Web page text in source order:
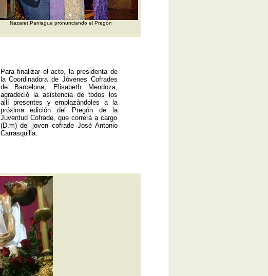
Nazaret Paniagua pronunciando el Pregón
Para finalizar el acto, la presidenta de
la Coordinadora de Jóvenes Cofrades
de Barcelona, Elisabeth Mendoza,
agradeció la asistencia de todos los
allí presentes y emplazándoles a la
próxima edición del Pregón de la
Juventud Cofrade, que correrá a cargo
(D.m) del joven cofrade José Antonio
Carrasquilla.